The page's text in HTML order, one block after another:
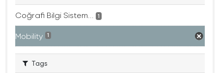
Coğrafi Bilgi Sistem... 1
Mobility 1
Tags